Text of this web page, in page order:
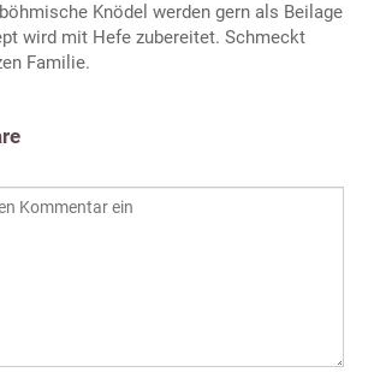
Knödel werden gern als Beilage
wird mit Hefe zubereitet. Schmeckt
Familie.